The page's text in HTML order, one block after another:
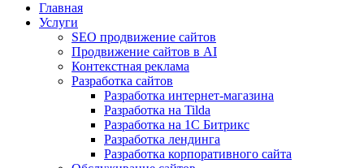
Главная
Услуги
SEO продвижение сайтов
Продвижение сайтов в AI
Контекстная реклама
Разработка сайтов
Разработка интернет-магазина
Разработка на Tilda
Разработка на 1С Битрикс
Разработка лендинга
Разработка корпоративного сайта